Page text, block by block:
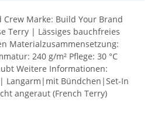
Crew Marke: Build Your Brand
Terry | Lässiges bauchfreies
Materialzusammensetzung:
240 g/m² Pflege: 30 °C
Weitere Informationen:
Langarm|mit Bündchen|Set-In
angeraut (French Terry)